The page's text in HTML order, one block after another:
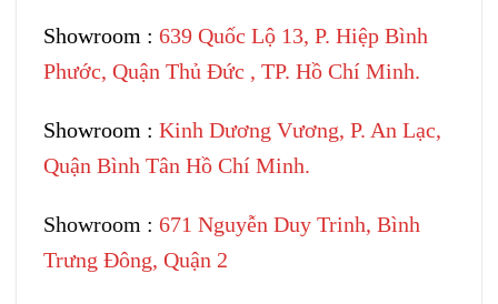
Showroom : 639 Quốc Lộ 13, P. Hiệp Bình
Phước, Quận Thủ Đức , TP. Hồ Chí Minh.
Showroom : Kinh Dương Vương, P. An Lạc,
Quận Bình Tân Hồ Chí Minh.
Showroom : 671 Nguyễn Duy Trinh, Bình
Trưng Đông, Quận 2